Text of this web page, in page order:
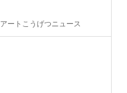
アートこうげつニュース